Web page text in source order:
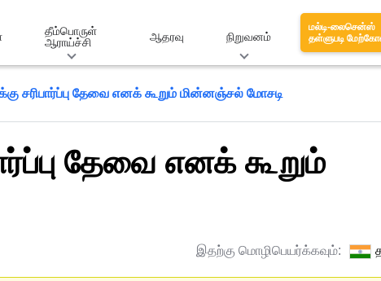
தீம்பொருள்
ஆராய்ச்சி
ஆதரவு நிறுவனம்
மல்டி-லைசென்ஸ்
தள்ளுபடி
சரிபார்ப்பு தேவை எனக் கூறும் மின்னஞ்சல் மோசடி
தேவை எனக் கூறும்
இதற்கு மொழிபெயர்க்கவும்: